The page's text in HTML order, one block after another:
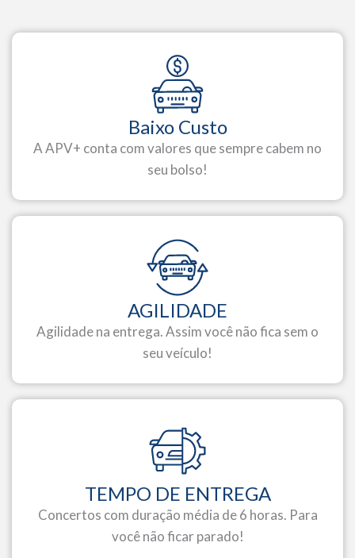
Baixo Custo
A APV+ conta com valores que sempre cabem no
seu bolso!
AGILIDADE
Agilidade na entrega. Assim você não fica sem o
seu veículo!
TEMPO DE ENTREGA
Concertos com duração média de 6 horas. Para
você não ficar parado!